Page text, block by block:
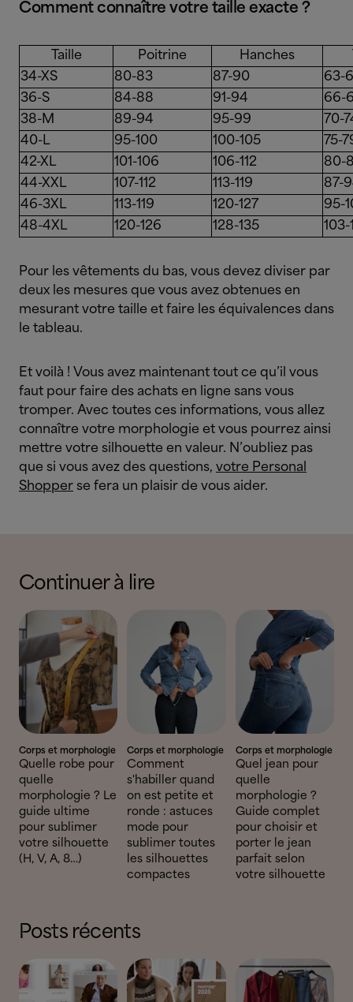
Comment connaître votre taille exacte ?
Taille Poitrine Hanches
34-XS
80-83 87-90
63-
36-S
84-88 91-94
66-
38-M
89-94 95-99
70-
40-L
95-100 100-105
75-
42-XL
101-106 106-112
80-
44-XXL
107-112 113-119
87-
46-3XL
113-119 120-127
95-
48-4XL
120-126 128-135 103-
Pour les vêtements du bas, vous devez diviser par
deux les mesures que vous avez obtenues en
mesurant votre taille et faire les équivalences dans
le tableau.
Et voilà ! Vous avez maintenant tout ce qu’il vous
faut pour faire des achats en ligne sans vous
tromper. Avec toutes ces informations, vous allez
connaître votre morphologie et vous pourrez ainsi
mettre votre silhouette en valeur. N’oubliez pas
que si vous avez des questions, votre Personal
Shopper se fera un plaisir de vous aider.
Continuer à lire
Corps et morphologie
Quelle robe pour
quelle
morphologie ? Le
guide ultime
pour sublimer
votre silhouette
(H, V, A, 8…)
Corps et morphologie
Comment
s'habiller quand
on est petite et
ronde : astuces
mode pour
sublimer toutes
les silhouettes
compactes
Corps et morphologie
Quel jean pour
quelle
morphologie ?
Guide complet
pour choisir et
porter le jean
parfait selon
votre silhouette
Posts récents